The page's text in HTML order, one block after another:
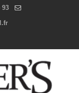
93